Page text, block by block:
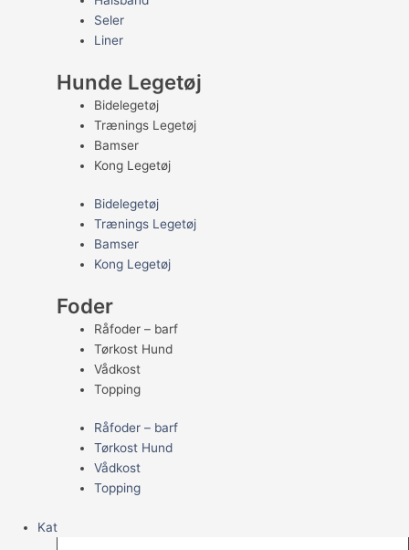
Seler
Liner
Hunde Legetøj
Bidelegetøj
Trænings Legetøj
Bamser
Kong Legetøj
Bidelegetøj
Trænings Legetøj
Bamser
Kong Legetøj
Foder
Råfoder – barf
Tørkost Hund
Vådkost
Topping
Råfoder – barf
Tørkost Hund
Vådkost
Topping
Kat